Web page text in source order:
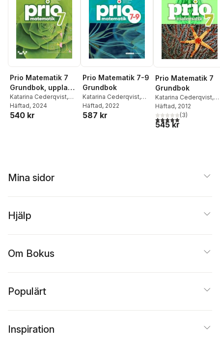
Prio Matematik 7
Grundbok, upplaga
2
Katarina Cederqvist,
Stefan Larsson
Gustafsson
Häftad, 2024
540 kr
Prio Matematik 7-9
Grundbok
Katarina Cederqvist,
Patrik Gustafsson
Stefan Larsson
Häftad, 2022
587 kr
Prio Matematik 7
Grundbok
Katarina Cederqvist,
Stefan Larsson
Gustafsson
Szabo
Häftad, 2012
5,0utav 5 stjärnor.
(3)
545 kr
Mina sidor
Hjälp
Om Bokus
Populärt
Inspiration